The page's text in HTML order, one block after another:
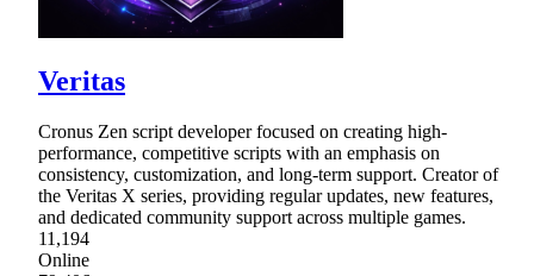
Veritas
Cronus Zen script developer focused on creating high-
performance, competitive scripts with an emphasis on
consistency, customization, and long-term support. Creator of
the Veritas X series, providing regular updates, new features,
and dedicated community support across multiple games.
11,194
Online